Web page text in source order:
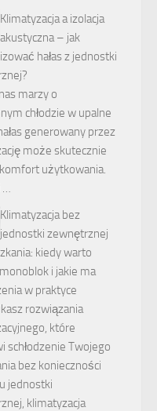
Klimatyzacja a izolacja
akustyczna – jak
hałas z jednostki
marzy o
chłodzie w upalne
generowany przez
może skutecznie
użytkowania.
…
Klimatyzacja bez
jednostki zewnętrznej
kiedy warto
i jakie ma
w praktyce
rozwiązania
które
schłodzenie Twojego
bez konieczności
jednostki
klimatyzacja